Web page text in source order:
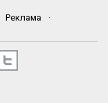
Реклама
·